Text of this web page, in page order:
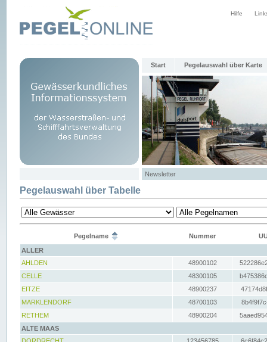
Hilfe
Start Pegelauswahl über Karte
Newsletter
Pegelauswahl über Tabelle
Pegelname Nummer
ALLER
AHLDEN
48900102
CELLE
48300105
EITZE
48900237
MARKLENDORF
48700103
RETHEM
48900204
ALTE MAAS